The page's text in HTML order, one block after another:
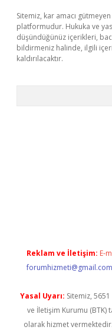
Sitemiz, kar amacı
platformudur. Hukuka ve
düşündüğünüz içerikleri,
bildirmeniz halinde, ilgili
kaldırılacaktır.
Reklam ve İletişim: E-
forumhizmeti@gmail.com
Yasal Uyarı: Sitemiz,
ve İletişim Kurumu (BTK)
olarak hizmet